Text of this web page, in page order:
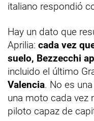
italiano respondió
Hay un dato que
Aprilia: cada vez
suelo, Bezzecchi
incluido el último
Valencia. No es
una moto cada vez
piloto capaz de